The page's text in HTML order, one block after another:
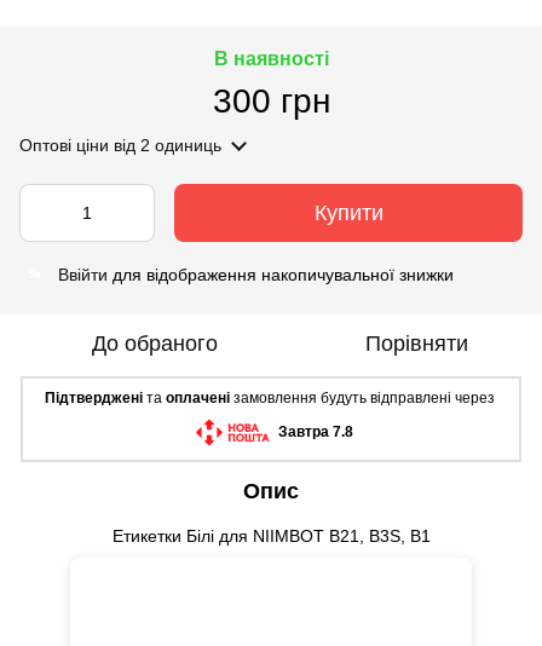
В наявності
300 грн
Оптові ціни від 2 одиниць
Купити
Ввійти для відображення накопичувальної знижки
До обраного Порівняти
Підтверджені та оплаченізамовлення будуть відправлені через
Завтра 7.8
Опис
Етикетки Білі для NIIMBOT B21, B3S, B1